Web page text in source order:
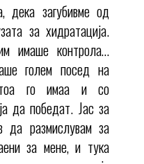
дека загубивме од
за хидратација.
имаше контрола…
голем посед на
тоа го имаа и со
да победат. Јас за
да размислувам за
за мене, и тука